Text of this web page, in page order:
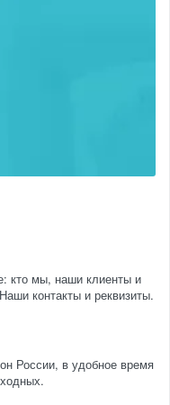
кто мы, наши клиенты и
контакты и реквизиты.
России, в удобное время